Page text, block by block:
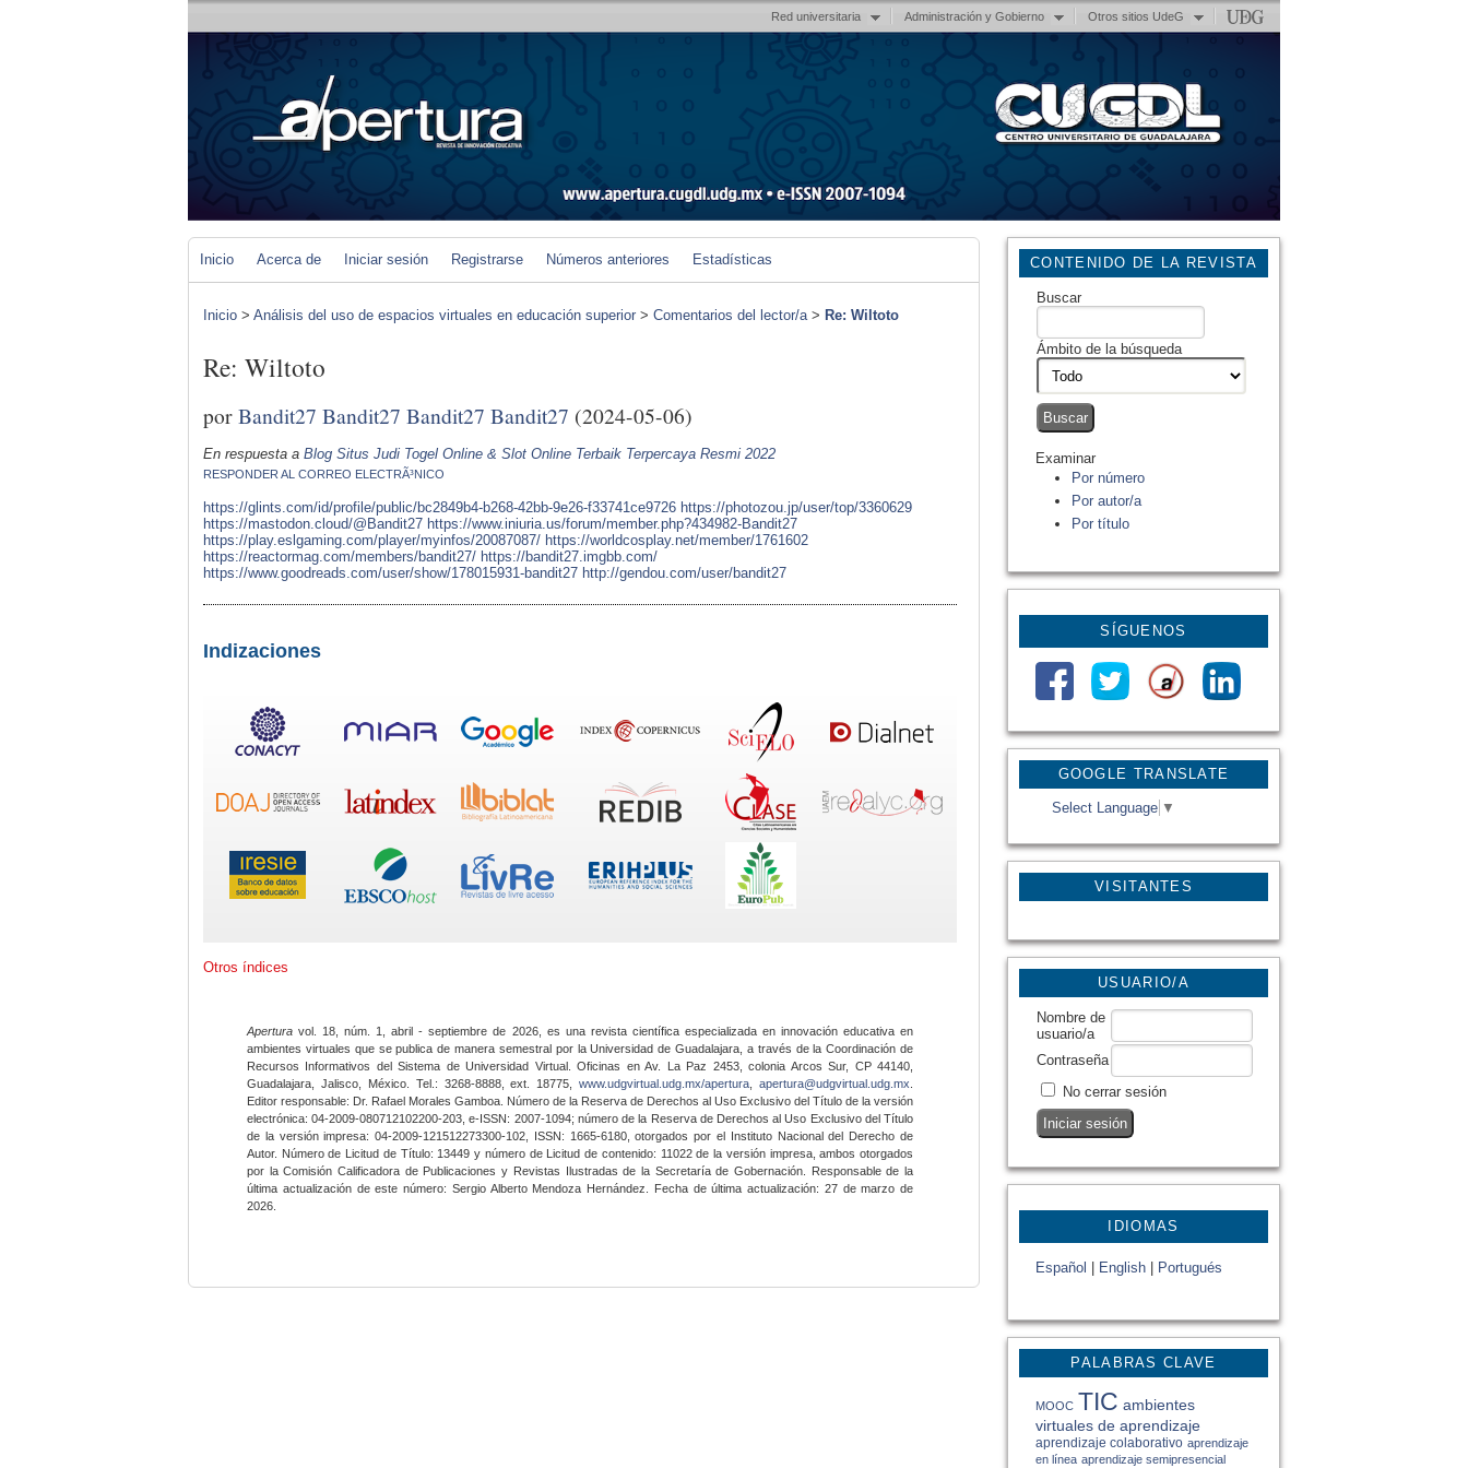
Red universitaria Administración y Gobierno Otros sitios UdeG
GOOGLE TRANSLATE
Select Language ▼
VISITANTES
CONTENIDO DE LA REVISTA
Buscar
Ámbito de la búsqueda
Examinar
Por número
Por autor/a
Por título
SÍGUENOS
USUARIO/A
Nombre de
usuario/a
Contraseña
No cerrar sesión
IDIOMAS
Español English Portugués
PALABRAS CLAVE
MOOC TIC ambientes
virtuales de aprendizaje
aprendizaje colaborativo aprendizaje
en línea aprendizaje semipresencial
Inicio Acerca de Iniciar sesión Registrarse Números anteriores Estadísticas
Inicio > Análisis del uso de espacios virtuales en educación superior > Comentarios del lector/a> Re: Wiltoto
Re: Wiltoto
porBandit27 Bandit27 Bandit27 Bandit27 (2024-05-06)
En respuesta a Blog Situs Judi Togel Online & Slot Online Terbaik Terpercaya Resmi 2022
RESPONDER AL CORREO ELECTRÃ³NICO
https://glints.com/id/profile/public/bc2849b4-b268-42bb-9e26-f33741ce9726 https://photozou.jp/user/top/3360629
https://mastodon.cloud/@Bandit27 https://www.iniuria.us/forum/member.php?434982-Bandit27
https://play.eslgaming.com/player/myinfos/20087087/ https://worldcosplay.net/member/1761602
https://reactormag.com/members/bandit27/ https://bandit27.imgbb.com/
https://www.goodreads.com/user/show/178015931-bandit27 http://gendou.com/user/bandit27
Indizaciones
Otros índices
Apertura vol. 18, núm. 1, abril - septiembre de 2026, es una revista científica especializada en innovación educativa en
ambientes virtuales que se publica de manera semestral por la Universidad de Guadalajara, a través de la Coordinación de
Recursos Informativos del Sistema de Universidad Virtual. Oficinas en Av. La Paz 2453, colonia Arcos Sur, CP 44140,
Guadalajara, Jalisco, México. Tel.: 3268-8888, ext. 18775,www.udgvirtual.udg.mx/apertura apertura@udgvirtual.udg.mx
Editor responsable: Dr. Rafael Morales Gamboa. Número de la Reserva de Derechos al Uso Exclusivo del Título de la versión
electrónica: 04-2009-080712102200-203, e-ISSN: 2007-1094; número de la Reserva de Derechos al Uso Exclusivo del Título
de la versión impresa: 04-2009-121512273300-102, ISSN: 1665-6180, otorgados por el Instituto Nacional del Derecho de
Autor. Número de Licitud de Título: 13449 y número de Licitud de contenido: 11022 de la versión impresa, ambos otorgados
por la Comisión Calificadora de Publicaciones y Revistas Ilustradas de la Secretaría de Gobernación. Responsable de la
última actualización de este número: Sergio Alberto Mendoza Hernández. Fecha de última actualización: 27 de marzo de
2026.